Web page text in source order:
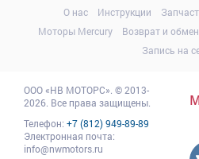
О нас
Инструкции
Моторы Mercury
Возврат и
Запись на
ООО«НВ МОТОРС» © 2013-
2026. Все права защищены.
Телефон: +7 (812) 949-89-89
Электронная почта:
info@nwmotors.ru